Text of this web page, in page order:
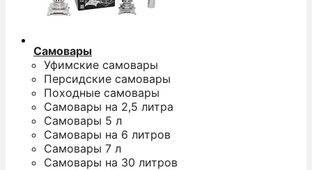
Самовары
Уфимские самовары
Персидские самовары
Походные самовары
Самовары на 2,5 литра
Самовары 5 л
Самовары на 6 литров
Самовары 7 л
Самовары на 30 литров